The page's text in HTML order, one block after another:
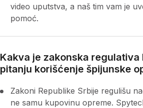
video uputstva, a naš tim vam je
pomoć.
Kakva je zakonska regulativa
pitanju korišćenje špijunske
Zakoni Republike Srbije regulišu
ne samu kupovinu opreme.